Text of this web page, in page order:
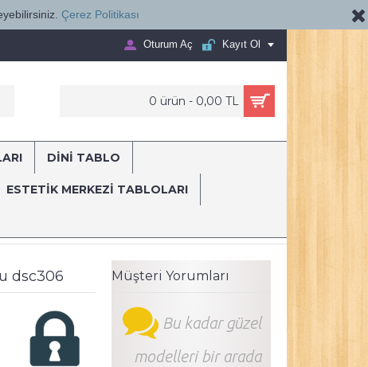
Çerez Politikası
Oturum Aç Kayıt Ol
0 ürün - 0,00 TL
DİNİ TABLO
ESTETIK MERKEZI TABLOLARI
İLE...
Ağız ve Diş Polikliniği, Dişçi Tabloları Dekoratif Diş, Dekoratif
Müşteri Yorumları
Bu kadar güzel
modelleri bir arada
dsc306